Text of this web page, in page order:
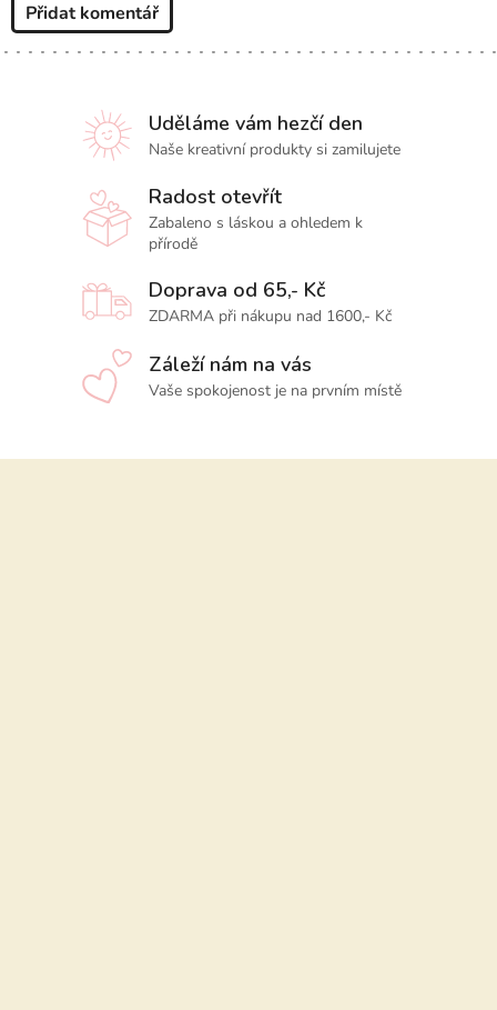
Přidat komentář
Uděláme vám hezčí den
Naše kreativní produkty si zamilujete
Radost otevřít
Zabaleno s láskou a ohledem k
přírodě
Doprava od 65,- Kč
ZDARMA při nákupu nad 1600,- Kč
Záleží nám na vás
Vaše spokojenost je na prvním místě